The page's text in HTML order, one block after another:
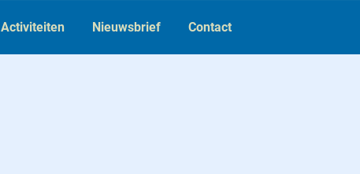
Activiteiten Nieuwsbrief Contact